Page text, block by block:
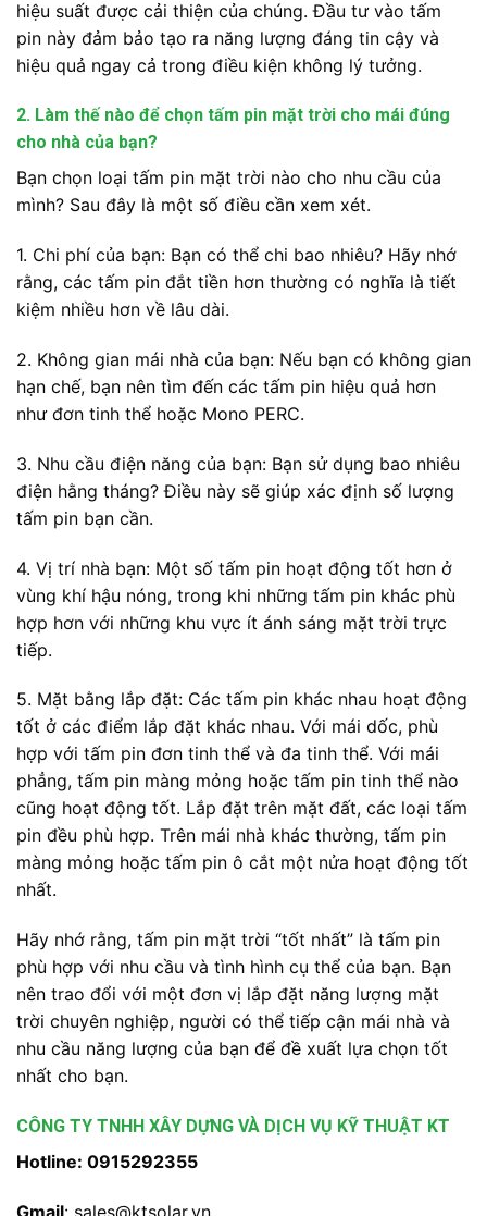
hiệu suất được cải thiện của chúng. Đầu tư vào tấm
pin này đảm bảo tạo ra năng lượng đáng tin cậy và
hiệu quả ngay cả trong điều kiện không lý tưởng.
2. Làm thế nào để chọn tấm pin mặt trời cho mái đúng
cho nhà của bạn?
Bạn chọn loại tấm pin mặt trời nào cho nhu cầu của
mình? Sau đây là một số điều cần xem xét.
1. Chi phí của bạn: Bạn có thể chi bao nhiêu? Hãy nhớ
rằng, các tấm pin đắt tiền hơn thường có nghĩa là tiết
kiệm nhiều hơn về lâu dài.
2. Không gian mái nhà của bạn: Nếu bạn có không gian
hạn chế, bạn nên tìm đến các tấm pin hiệu quả hơn
như đơn tinh thể hoặc Mono PERC.
3. Nhu cầu điện năng của bạn: Bạn sử dụng bao nhiêu
điện hằng tháng? Điều này sẽ giúp xác định số lượng
tấm pin bạn cần.
4. Vị trí nhà bạn: Một số tấm pin hoạt động tốt hơn ở
vùng khí hậu nóng, trong khi những tấm pin khác phù
hợp hơn với những khu vực ít ánh sáng mặt trời trực
tiếp.
5. Mặt bằng lắp đặt: Các tấm pin khác nhau hoạt động
tốt ở các điểm lắp đặt khác nhau. Với mái dốc, phù
hợp với tấm pin đơn tinh thể và đa tinh thể. Với mái
phẳng, tấm pin màng mỏng hoặc tấm pin tinh thể nào
cũng hoạt động tốt. Lắp đặt trên mặt đất, các loại tấm
pin đều phù hợp. Trên mái nhà khác thường, tấm pin
màng mỏng hoặc tấm pin ô cắt một nửa hoạt động tốt
nhất.
Hãy nhớ rằng, tấm pin mặt trời “tốt nhất” là tấm pin
phù hợp với nhu cầu và tình hình cụ thể của bạn. Bạn
nên trao đổi với một đơn vị lắp đặt năng lượng mặt
trời chuyên nghiệp, người có thể tiếp cận mái nhà và
nhu cầu năng lượng của bạn để đề xuất lựa chọn tốt
nhất cho bạn.
CÔNG TY TNHH XÂY DỰNG VÀ DỊCH VỤ KỸ THUẬT KT
Hotline: 0915292355
Gmail: sales@ktsolar.vn